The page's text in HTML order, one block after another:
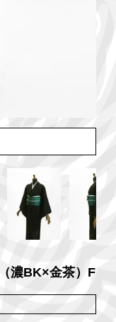
濃BK×金茶）F